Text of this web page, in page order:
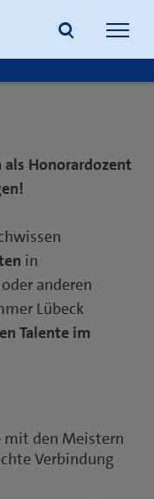
als Honorardozent
in
anderen
Lübeck
Talente im
mit den Meistern
Verbindung